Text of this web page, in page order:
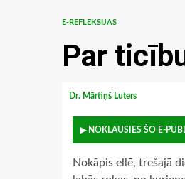
E-REFLEKSIJAS
Par
Dr. Mārtiņš Luters
▶ NOKLAUSIES ŠO E-
Nokāpis ellē, trešajā